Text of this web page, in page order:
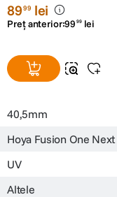
8999 lei
Preț anterior:99 99 lei
40,5mm
Hoya Fusion One Next
UV
Altele